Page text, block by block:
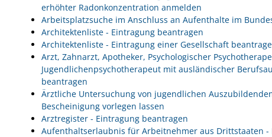
erhöhter Radonkonzentration anmelden
Arbeitsplatzsuche im Anschluss an Aufenthalte im
Architektenliste - Eintragung beantragen
Architektenliste - Eintragung einer Gesellschaft
Arzt, Zahnarzt, Apotheker, Psychologischer
Jugendlichenpsychotherapeut mit ausländischer
beantragen
Ärztliche Untersuchung von jugendlichen
Bescheinigung vorlegen lassen
Arztregister - Eintragung beantragen
Aufenthaltserlaubnis für Arbeitnehmer aus Drittstaaten -